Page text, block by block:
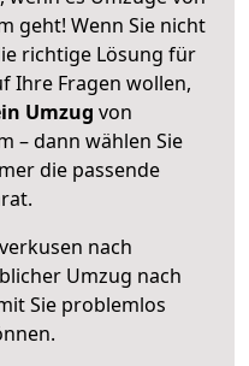
geht! Wenn Sie nicht
richtige Lösung für
Ihre Fragen wollen,
Umzug von
– dann wählen Sie
die passende
nach
Umzug nach
Sie problemlos